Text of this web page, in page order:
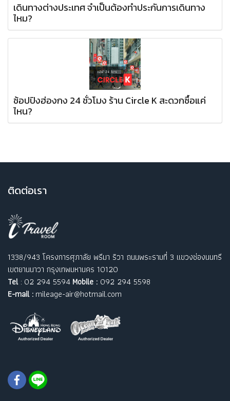
เดินทางต่างประเทศ จำเป็นต้องทำประกันการเดินทาง
ไหม?
ช้อปปิงฮ่องกง 24 ชั่วโมง ร้าน Circle K สะดวกซื้อแค่
ไหน?
ติดต่อเรา
1338/943 โครงการศุภาลัย พรีมา ริวา ถนนพระรามที่ 3 แขวงช่องนนทรี
เขตยานนาวา กรุงเทพมหานคร 10120
Tel: 02 294 5594 Mobile : 092 294 5598
E-mail : mileage-air@hotmail.com